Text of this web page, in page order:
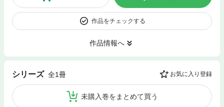
作品をチェックする
作品情報へ
シリーズ 全1冊 お気に入り登録
未購入巻をまとめて買う